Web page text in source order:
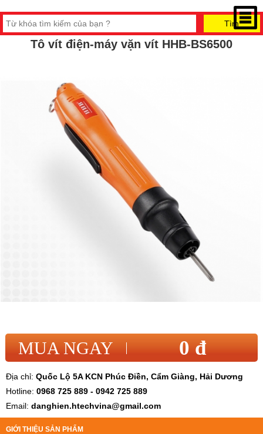
Tô vít điện-máy vặn vít HHB-BS6500
MUA NGAY 0 đ
Địa chỉ: Quốc Lộ 5A KCN Phúc Điền, Cẩm Giàng, Hải Dương
Hotline: 0968 725 889 - 0942 725 889
Email: danghien.htechvina@gmail.com
GIỚI THIỆU SẢN PHẨM